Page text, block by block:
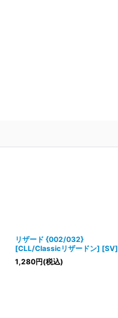
リザード {002/032}
[CLL/Classicリザードン] [SV]
1,280円(税込)